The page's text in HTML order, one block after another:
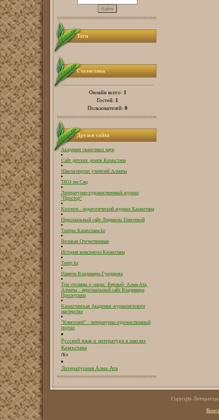
Теги
Статистика
Онлайн всего: 1
Гостей: 1
Пользователей: 0
Друзья сайта
Академия сказочных наук
Сайт детских домов Казахстана
Школа-портал учителей Алматы
ТЮЗ им.Сац
Литературно-художественный журнал
"Простор"
Коллеги - педагогический журнал Казахстана
Персональный сайт Людмилы Енисеевой
Театры Казахстана.kz
Великая Отечественная
История комсомола Казахстана
Театр.kz
Памяти Владимира Гундарева
Три столицы в лицах: Верный, Алма-Ата,
Алматы - персональный сайт Владимира
Проскурина
Казахстанская Академия журналистского
мастерства
"Книголюб" - литературно-художественный
портал
Русский язык и литература в школах
Казахстана
/li>
Литературная Алма-Ата
Copyright